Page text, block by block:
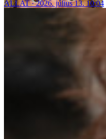
ÁLLAT
2026. július 13. 10:04